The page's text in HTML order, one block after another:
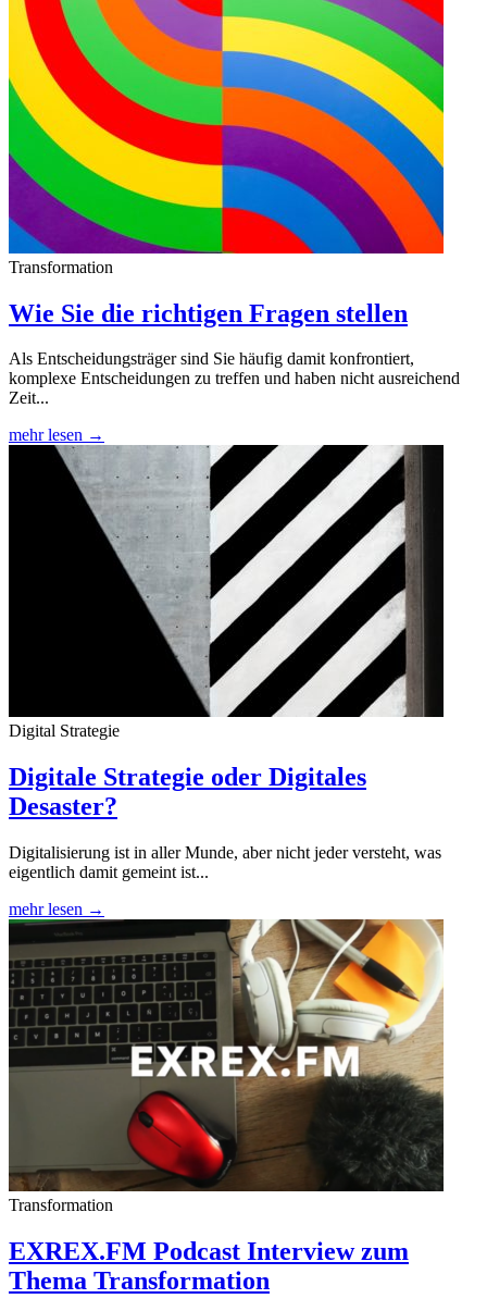
Transformation
Wie Sie die richtigen Fragen stellen
Als Entscheidungsträger sind Sie häufig damit konfrontiert,
komplexe Entscheidungen zu treffen und haben nicht ausreichend
Zeit...
mehr lesen →
Digital Strategie
Digitale Strategie oder Digitales
Desaster?
Digitalisierung ist in aller Munde, aber nicht jeder versteht, was
eigentlich damit gemeint ist...
mehr lesen →
Transformation
EXREX.FM Podcast Interview zum
Thema Transformation